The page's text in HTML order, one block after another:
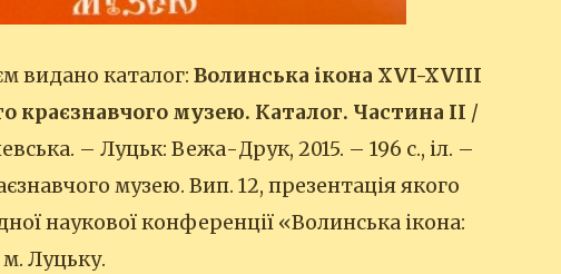
видано каталог: Волинська ікона XVI-XVIІI
краєзнавчого музею. Каталог. Частина ІІ /
– Луцьк: Вежа-Друк, 2015. – 196 с., іл. –
музею. Вип. 12, презентація якого
наукової конференції «Волинська ікона:
Луцьку.